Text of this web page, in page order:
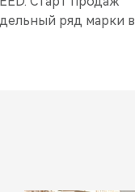
ряд марки в